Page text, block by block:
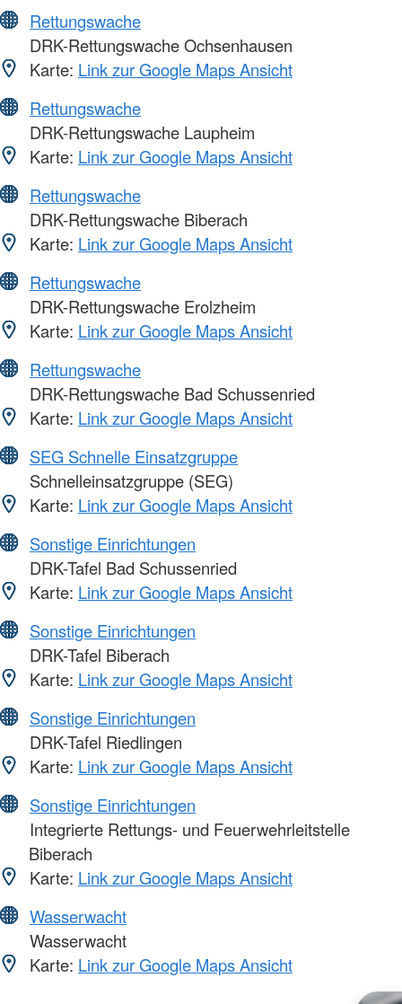
Rettungswache
DRK-Rettungswache Ochsenhausen
Karte: Link zur Google Maps Ansicht
Rettungswache
DRK-Rettungswache Laupheim
Karte: Link zur Google Maps Ansicht
Rettungswache
DRK-Rettungswache Biberach
Karte: Link zur Google Maps Ansicht
Rettungswache
DRK-Rettungswache Erolzheim
Karte: Link zur Google Maps Ansicht
Rettungswache
DRK-Rettungswache Bad Schussenried
Karte: Link zur Google Maps Ansicht
SEG Schnelle Einsatzgruppe
Schnelleinsatzgruppe (SEG)
Karte: Link zur Google Maps Ansicht
Sonstige Einrichtungen
DRK-Tafel Bad Schussenried
Karte: Link zur Google Maps Ansicht
Sonstige Einrichtungen
DRK-Tafel Biberach
Karte: Link zur Google Maps Ansicht
Sonstige Einrichtungen
DRK-Tafel Riedlingen
Karte: Link zur Google Maps Ansicht
Sonstige Einrichtungen
Integrierte Rettungs- und Feuerwehrleitstelle
Biberach
Karte: Link zur Google Maps Ansicht
Wasserwacht
Wasserwacht
Karte: Link zur Google Maps Ansicht